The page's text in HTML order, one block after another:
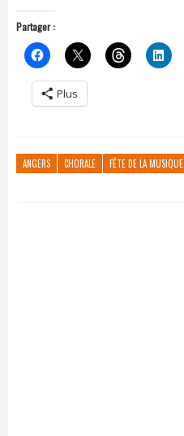
Partager :
Plus
ANGERS CHORALE FÊTE DE LA MUSIQUE